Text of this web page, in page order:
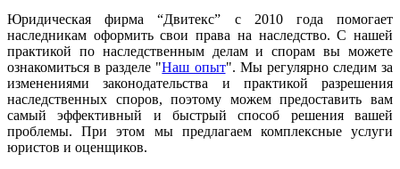
Юридическая фирма “Двитекс” с 2010 года помогает
наследникам оформить свои права на наследство. С нашей
практикой по наследственным делам и спорам вы можете
ознакомиться в разделе "Наш опыт". Мы регулярно следим за
изменениями законодательства и практикой разрешения
наследственных споров, поэтому можем предоставить вам
самый эффективный и быстрый способ решения вашей
проблемы. При этом мы предлагаем комплексные услуги
юристов и оценщиков.